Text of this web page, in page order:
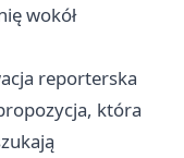
wokół
reporterska
która